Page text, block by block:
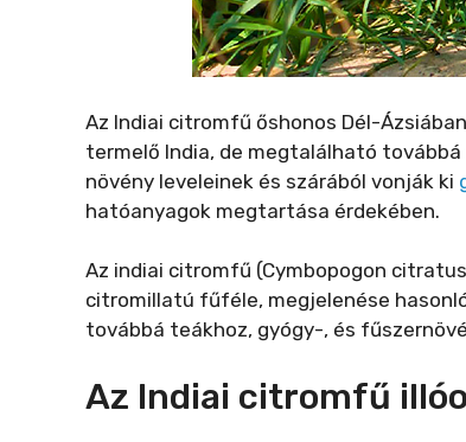
Az Indiai citromfű őshonos Dél-
termelő India, de megtalálható
növény leveleinek és szárából vonják ki
hatóanyagok megtartása érdekében.
Az indiai citromfű (Cymbopogon
citromillatú fűféle, megjelenése
továbbá teákhoz, gyógy-, és
Az Indiai citromfű